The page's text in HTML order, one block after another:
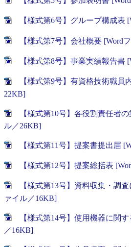
【様式第6号】グループ構成表
【様式第7号】会社概要 [Word
【様式第8号】事業実績報告書
【様式第9号】有資格技術職員
22KB]
【様式第10号】各役割責任者
ル／26KB]
【様式第11号】提案書提出届
【様式第12号】提案総括表
【様式第13号】資料収集・調
ァイル／16KB]
【様式第14号】使用機器に関
／16KB]